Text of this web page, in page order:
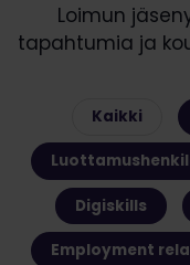
Loimun
tapahtumia ja
Kaikki
Digiskills
Employment